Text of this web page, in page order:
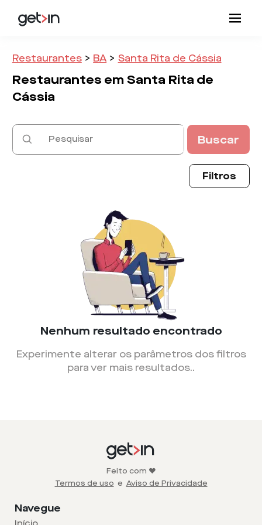
Restaurantes > BA > Santa Rita de Cássia
Restaurantes emSanta Rita de
Cássia
Buscar
Filtros
Nenhum resultado encontrado
Experimente alterar os parâmetros dos filtros
para ver mais resultados..
Feito com ❤️
Termos de uso e Aviso de Privacidade
Navegue